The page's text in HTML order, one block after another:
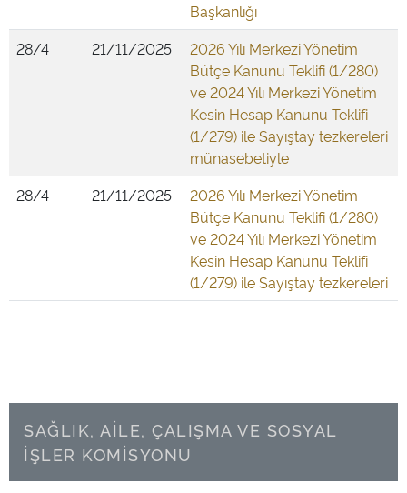
Başkanlığı
28/4
21/11/2025
2026 Yılı Merkezi Yönetim
Bütçe Kanunu Teklifi (1/280)
ve 2024 Yılı Merkezi Yönetim
Kesin Hesap Kanunu Teklifi
(1/279) ile Sayıştay tezkereleri
münasebetiyle
28/4
21/11/2025
2026 Yılı Merkezi Yönetim
Bütçe Kanunu Teklifi (1/280)
ve 2024 Yılı Merkezi Yönetim
Kesin Hesap Kanunu Teklifi
(1/279) ile Sayıştay tezkereleri
SAĞLIK, AİLE, ÇALIŞMA VE SOSYAL
İŞLER KOMİSYONU